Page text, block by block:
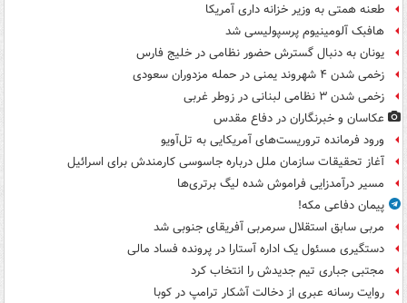
طعنه همتی به وزیر خزانه داری آمریکا
هافبک آلومینیوم پرسپولیسی شد
یونان به دنبال گسترش حضور نظامی در خلیج فارس
زخمی شدن ۴ شهروند یمنی در حمله مزدوران سعودی
زخمی شدن ۳ نظامی لبنانی در زوطر غربی
عکاسان و خبرنگاران در دفاع مقدس
ورود فرمانده تروریست‌های آمریکایی به تل‌آویو
آغاز تحقیقات سازمان ملل درباره جاسوسی کارمندش برای اسرائیل
مسیر درآمدزایی فراموش شده لیگ برتری‌ها
پیمان دفاعی مکه!
مربی سابق استقلال سرمربی آفریقای جنوبی شد
دستگیری مسئول یک اداره آستارا در پرونده فساد مالی
مجتبی جباری تیم جدیدش را انتخاب کرد
روایت رسانه عبری از دخالت آشکار ترامپ در کوبا